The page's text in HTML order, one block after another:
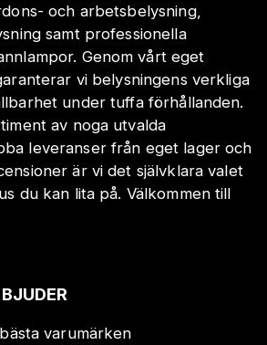
och arbetsbelysning,
samt professionella
Genom vårt eget
vi belysningens verkliga
under tuffa förhållanden.
av noga utvalda
leveranser från eget lager och
är vi det självklara valet
du kan lita på. Välkommen till
varumärken